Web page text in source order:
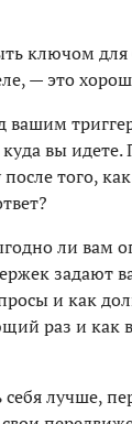
ключом
— это
вы идете.
того,
ли вам
задают
и как
раз и как
лучше,